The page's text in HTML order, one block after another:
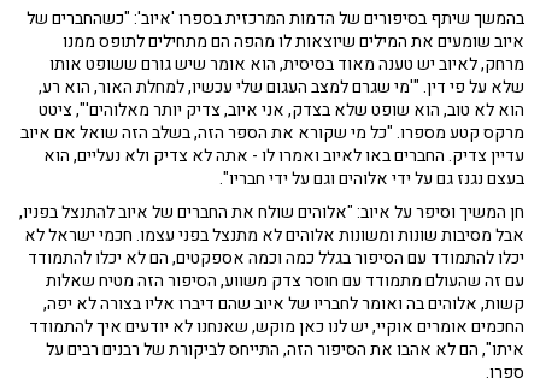
בהמשך שיתף בסיפורים של הדמות המרכזית בספרו 'איוב': "כשהחברים של
איוב שומעים את המילים שיוצאות לו מהפה הם מתחילים לתופס ממנו
מרחק, לאיוב יש טענה מאוד בסיסית, הוא אומר שיש גורם ששופט אותו
שלא על פי דין. "'מי שגרם למצב העגום שלי עכשיו, למחלת האור, הוא רע,
הוא לא טוב, הוא שופט שלא בצדק, אני איוב, צדיק יותר מאלוהים'", ציטט
מרקס קטע מספרו. "כל מי שקורא את הספר הזה, בשלב הזה שואל אם איוב
עדיין צדיק. החברים באו לאיוב ואמרו לו - אתה לא צדיק ולא נעליים, הוא
בעצם נגנז גם על ידי אלוהים וגם על ידי חבריו".
חן המשיך וסיפר על איוב: "אלוהים שולח את החברים של איוב להתנצל בפניו,
אבל מסיבות שונות ומשונות אלוהים לא מתנצל בפני עצמו. חכמי ישראל לא
יכלו להתמודד עם הסיפור בגלל כמה וכמה אספקטים, הם לא יכלו להתמודד
עם זה שהעולם מתמודד עם חוסר צדק משווע, הסיפור הזה מטיח שאלות
קשות, אלוהים בה ואומר לחבריו של איוב שהם דיברו אליו בצורה לא יפה,
החכמים אומרים אוקיי, יש לנו כאן מוקש, שאנחנו לא יודעים איך להתמודד
איתו", הם לא אהבו את הסיפור הזה, התייחס לביקורת של רבנים רבים על
ספרו.